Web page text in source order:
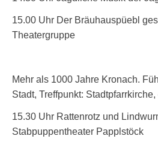
15.00 Uhr Der Bräuhauspüebl
Theatergruppe
Mehr als 1000 Jahre Kronach.
Stadt, Treffpunkt:
15.30 Uhr Rattenrotz und
Stabpuppentheater Papplstöck